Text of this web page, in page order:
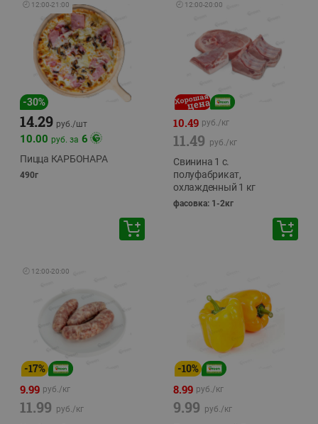
🕘 12:00-21:00
-30%
14.29 руб./шт
10.00 руб. за 6
Пицца КАРБОНАРА
490г
🕘 12:00-20:00
10.49 руб./кг
11.49 руб./кг
Свинина 1 с.
полуфабрикат,
охлажденный 1 кг
фасовка: 1-2кг
🕘 12:00-20:00
-17%
9.99 руб./кг
11.99 руб./кг
-10%
8.99 руб./кг
9.99 руб./кг